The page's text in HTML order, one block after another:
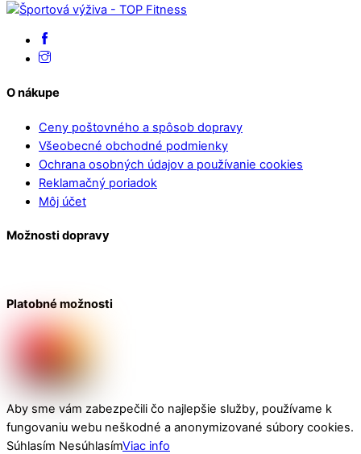
O nákupe
Ceny poštovného a spôsob dopravy
Všeobecné obchodné podmienky
Ochrana osobných údajov a používanie cookies
Reklamačný poriadok
Môj účet
Možnosti dopravy
Platobné možnosti
Aby sme vám zabezpečili čo najlepšie služby, používame k
fungovaniu webu neškodné a anonymizované súbory cookies.
Súhlasím NesúhlasímViac info